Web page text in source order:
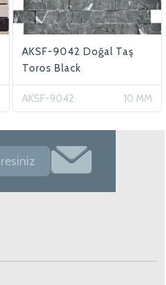
AKSF-9042 Doğal Taş
Toros Black
AKSF-9042 10 MM